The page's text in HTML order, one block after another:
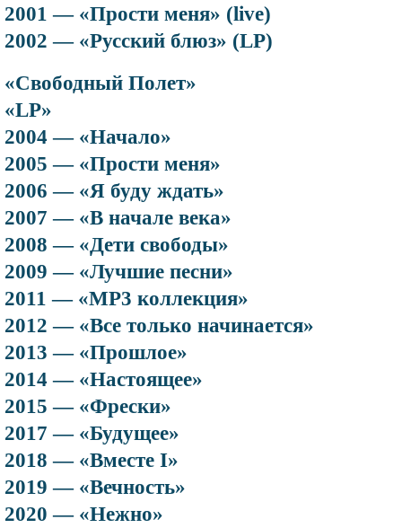
2001 — «Прости меня» (live)
2002 — «Русский блюз» (LP)
«Свободный Полет»
«LP»
2004 — «Начало»
2005 — «Прости меня»
2006 — «Я буду ждать»
2007 — «В начале века»
2008 — «Дети свободы»
2009 — «Лучшие песни»
2011 — «MP3 коллекция»
2012 — «Все только начинается»
2013 — «Прошлое»
2014 — «Настоящее»
2015 — «Фрески»
2017 — «Будущее»
2018 — «Вместе I»
2019 — «Вечность»
2020 — «Нежно»